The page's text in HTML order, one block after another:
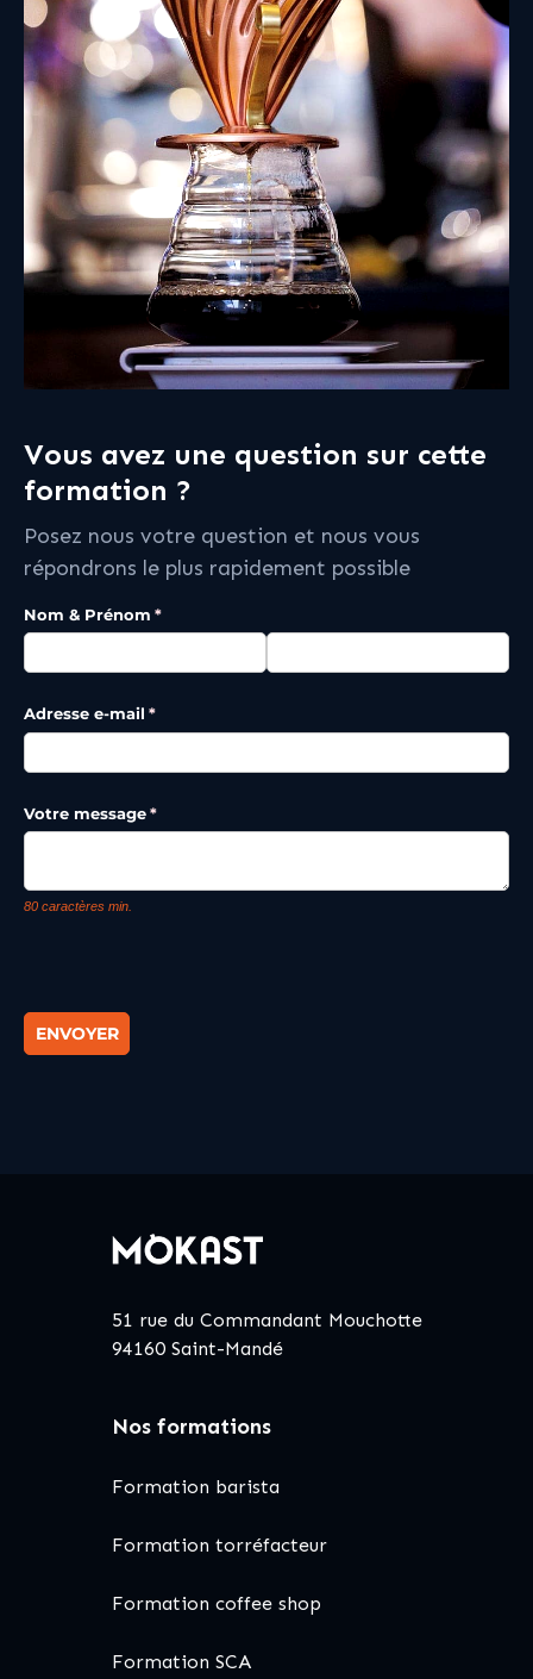
Vous avez une question sur cette
formation ?
Posez nous votre question et nous vous
répondrons le plus rapidement possible
Nom & Prénom *
(requis)
Adresse e-mail *
(requis)
Votre message*
(requis)
80 caractères min.
ENVOYER
51 rue du Commandant Mouchotte
94160 Saint-Mandé
Nos formations
Formation barista
Formation torréfacteur
Formation coffee shop
Formation SCA